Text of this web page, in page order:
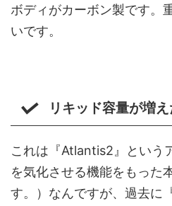
ボディがカーボン製です。
いです。
リキッド容量が増え
これは『Atlantis2』という
を気化させる機能をもった
す。）なんですが、過去に